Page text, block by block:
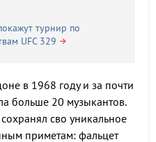
турнир по
UFC 329
в 1968 году и за почти
больше 20 музыкантов.
сво уникальное
приметам: фальцет